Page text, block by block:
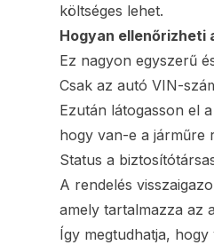
költséges lehet.
Hogyan
Ez nagyon egyszerű
Csak az autó VIN-
Ezután látogasson el a
hogy van-e a járműre
Status a
A rendelés
amely tartalmazza az
Így megtudhatja,